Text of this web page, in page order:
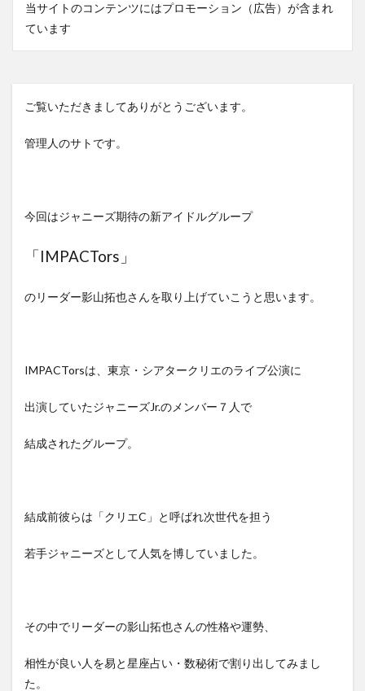
当サイトのコンテンツにはプロモーション（広告）が含まれ
ています
ご覧いただきましてありがとうございます。
管理人のサトです。
今回はジャニーズ期待の新アイドルグループ
「IMPACTors」
のリーダー影山拓也さんを取り上げていこうと思います。
IMPACTorsは、東京・シアタークリエのライブ公演に
出演していたジャニーズJr.のメンバー７人で
結成されたグループ。
結成前彼らは「クリエC」と呼ばれ次世代を担う
若手ジャニーズとして人気を博していました。
その中でリーダーの影山拓也さんの性格や運勢、
相性が良い人を易と星座占い・数秘術で割り出してみまし
た。